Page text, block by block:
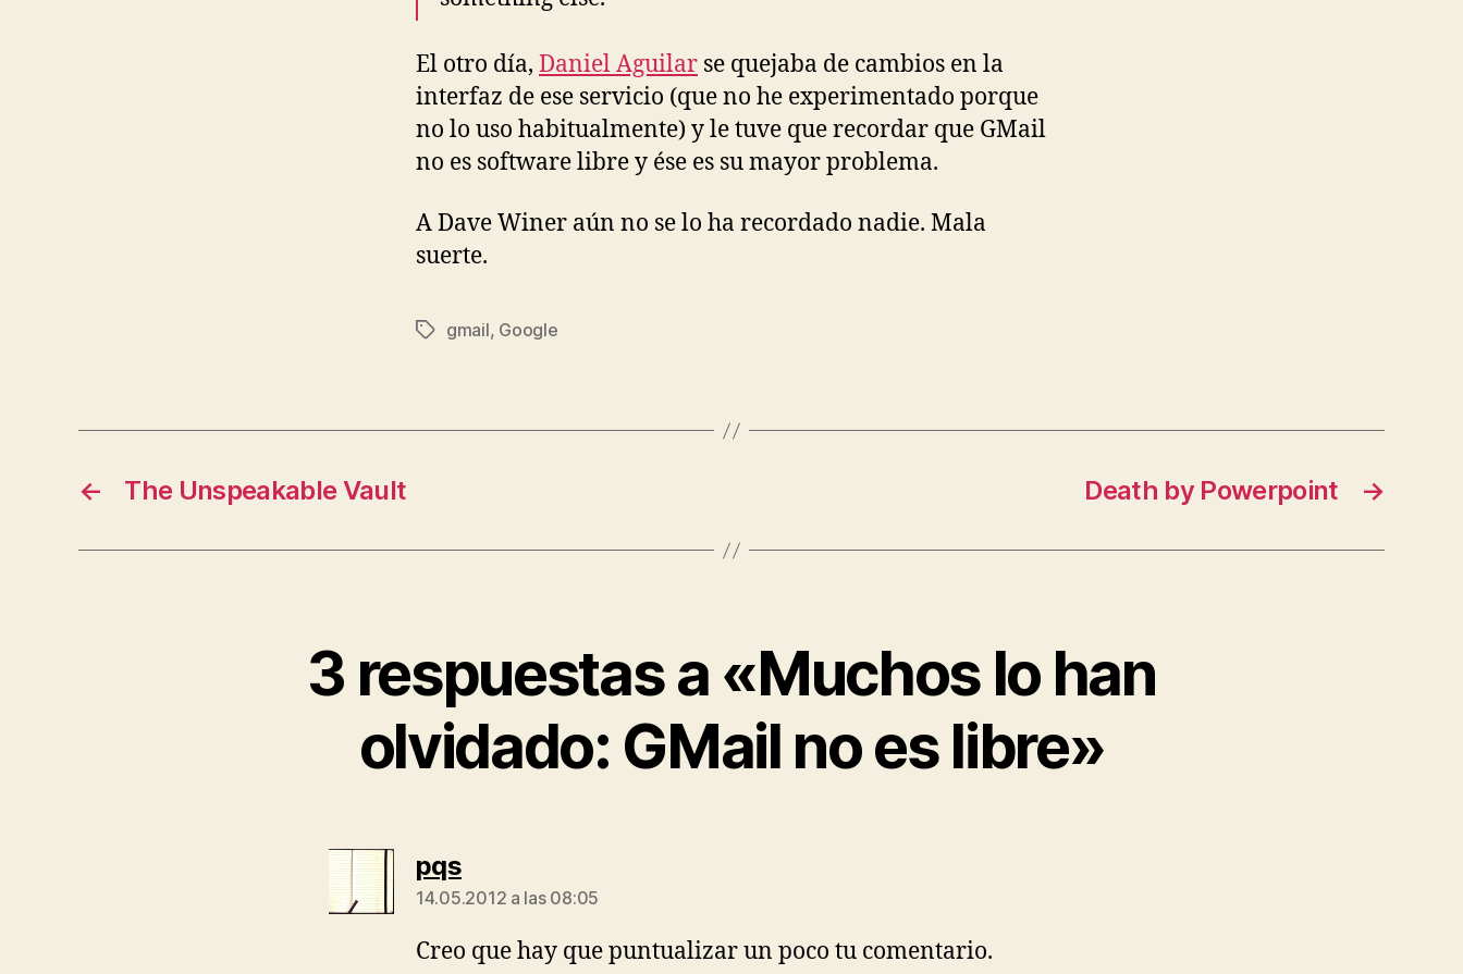
El otro día, Daniel Aguilar se quejaba de cambios en la
interfaz de ese servicio (que no he experimentado porque
no lo uso habitualmente) y le tuve que recordar que GMail
no es software libre y ése es su mayor problema.
A Dave Winer aún no se lo ha recordado nadie. Mala
suerte.
Etiquetas
gmail, Google
← The Unspeakable Vault →
Death by Powerpoint
3 respuestas a «Muchos lo han
olvidado: GMail no es libre»
pqsdice:
14.05.2012 a las 08:05
Creo que hay que puntualizar un poco tu comentario.